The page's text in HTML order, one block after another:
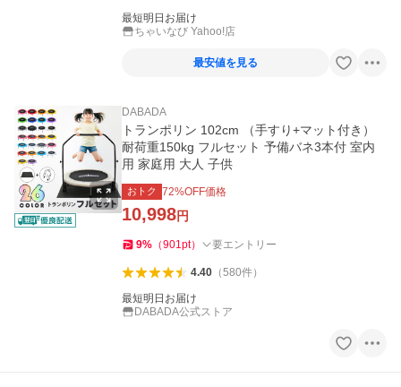
最短明日お届け
ちゃいなび Yahoo!店
最安値を見る
DABADA
トランポリン 102cm （手すり+マット付き）
耐荷重150kg フルセット 予備バネ3本付 室内
用 家庭用 大人 子供
おトク 72%OFF価格
10,998円
9% （901pt） 要エントリー
4.40（580件）
最短明日お届け
DABADA公式ストア